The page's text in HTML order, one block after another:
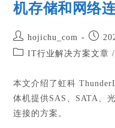
机存储和网络
hojichu_com
IT行业解决方案文章 /
本文介绍了虹科
体机提供SAS、SATA、
连接的方案。